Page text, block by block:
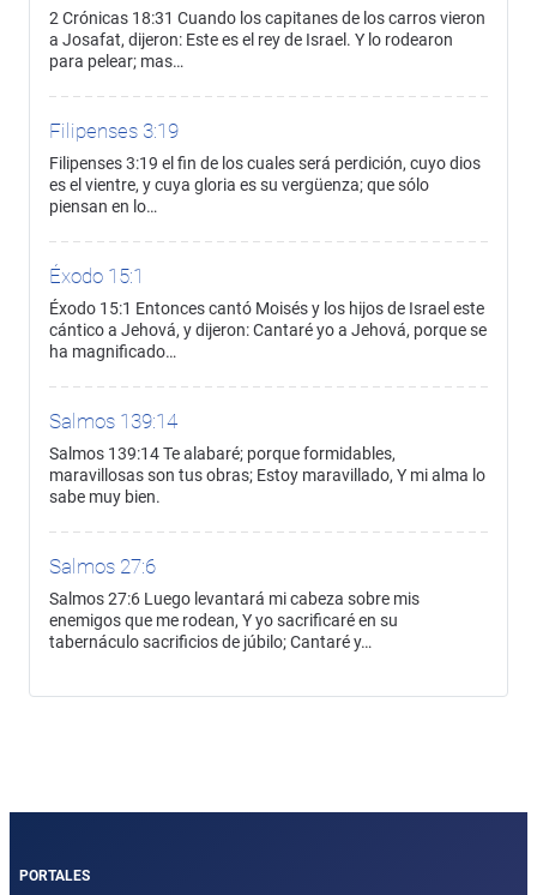
2 Crónicas 18:31 Cuando los capitanes de los carros vieron
a Josafat, dijeron: Este es el rey de Israel. Y lo rodearon
para pelear; mas…
Filipenses 3:19
Filipenses 3:19 el fin de los cuales será perdición, cuyo dios
es el vientre, y cuya gloria es su vergüenza; que sólo
piensan en lo…
Éxodo 15:1
Éxodo 15:1 Entonces cantó Moisés y los hijos de Israel este
cántico a Jehová, y dijeron: Cantaré yo a Jehová, porque se
ha magnificado…
Salmos 139:14
Salmos 139:14 Te alabaré; porque formidables,
maravillosas son tus obras; Estoy maravillado, Y mi alma lo
sabe muy bien.
Salmos 27:6
Salmos 27:6 Luego levantará mi cabeza sobre mis
enemigos que me rodean, Y yo sacrificaré en su
tabernáculo sacrificios de júbilo; Cantaré y…
PORTALES